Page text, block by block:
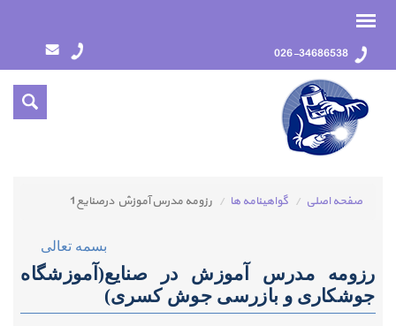
026-34686538
صفحه اصلی گواهينامه ها رزومه مدرس آموزش درصنايع1
بسمه تعالی
رزومه مدرس آموزش در صنایع(آموزشگاه
جوشکاری و بازرسی جوش کسری)